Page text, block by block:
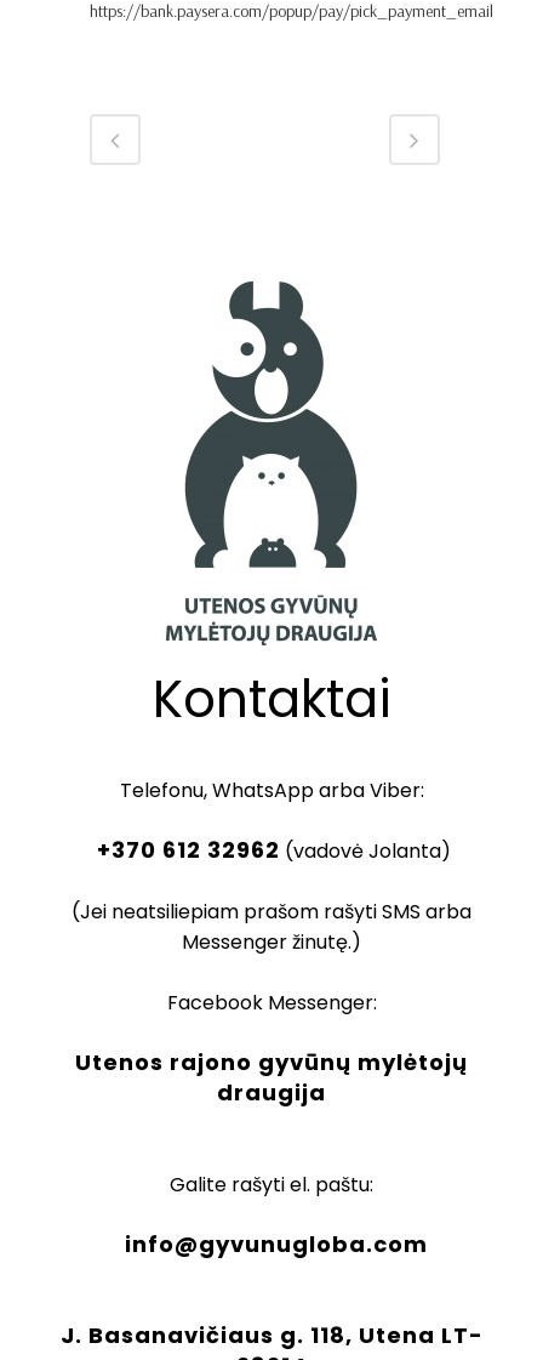
https://bank.paysera.com/popup/pay/pick_payment_email
Kontaktai
Telefonu, WhatsApp arba Viber:
+370 612 32962 (vadovė Jolanta)
(Jei neatsiliepiam prašom rašyti SMS arba
Messenger žinutę.)
Facebook Messenger:
Utenos rajono gyvūnų mylėtojų
draugija
Galite rašyti el. paštu:
info@gyvunugloba.com
J. Basanavičiaus g. 118, Utena LT-